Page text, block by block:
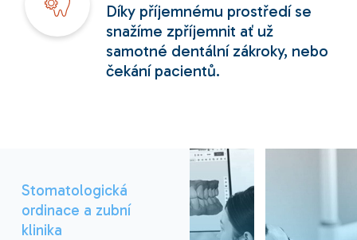
Díky příjemnému prostředí se
snažíme zpříjemnit ať už
samotné dentální zákroky, nebo
čekání pacientů.
Stomatologická
ordinace a zubní
klinika